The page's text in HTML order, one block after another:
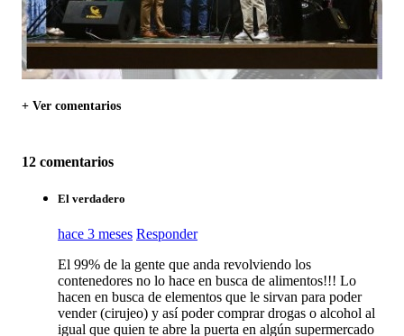
+ Ver comentarios
12 comentarios
El verdadero
hace 3 meses Responder
El 99% de la gente que anda revolviendo los
contenedores no lo hace en busca de alimentos!!! Lo
hacen en busca de elementos que le sirvan para poder
vender (cirujeo) y así poder comprar drogas o alcohol al
igual que quien te abre la puerta en algún supermercado